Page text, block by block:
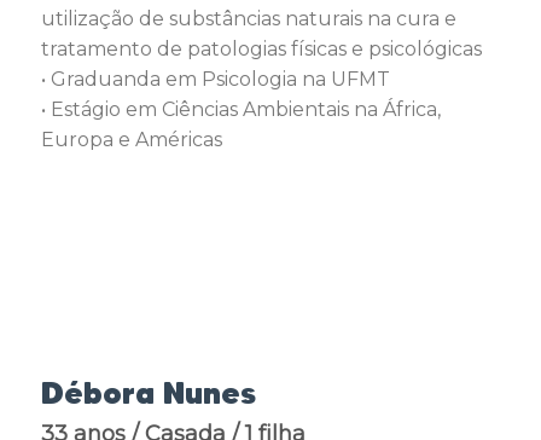
utilização de substâncias naturais na cura e
tratamento de patologias físicas e psicológicas
• Graduanda em Psicologia na UFMT
• Estágio em Ciências Ambientais na África,
Europa e Américas
Débora Nunes
33 anos / Casada / 1 filha